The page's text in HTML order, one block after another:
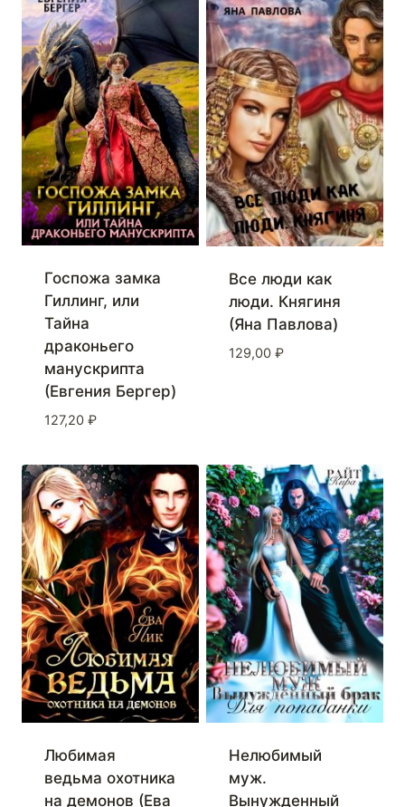
Госпожа замка
Гиллинг, или
Тайна
драконьего
манускрипта
(Евгения Бергер)
127,20 ₽
Все люди как
люди. Княгиня
(Яна Павлова)
129,00 ₽
Любимая
ведьма охотника
на демонов (Ева
Нелюбимый
муж.
Вынужденный